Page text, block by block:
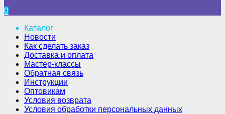
0
Каталог
Новости
Как сделать заказ
Доставка и оплата
Мастер-классы
Обратная связь
Инструкции
Оптовикам
Условия возврата
Условия обработки персональных данных